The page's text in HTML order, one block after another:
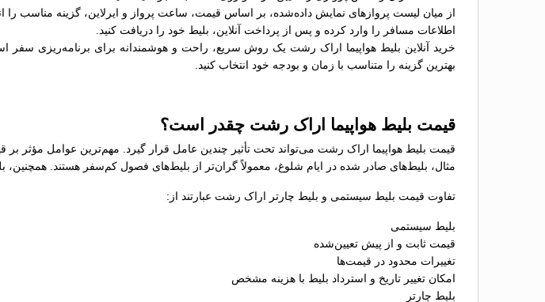
از میان لیست پروازهای نمایش داده‌شده، بر اساس قیمت، ساعت پرواز و ایرلاین، گزینه مناسب را
اطلاعات مسافر را وارد کرده و پس از پرداخت آنلاین، بلیط خود را دریافت کنید.
خرید آنلاین بلیط هواپیما اراک رشت یک روش سریع، راحت و هوشمندانه برای برنامه‌ریزی سفر
بهترین گزینه را متناسب با زمان و بودجه خود انتخاب کنید.
قیمت بلیط هواپیما اراک رشت چقدر است؟
قیمت بلیط هواپیما اراک رشت می‌تواند تحت تأثیر چندین عامل قرار گیرد. مهم‌ترین عوامل مؤثر
مثال، بلیط‌های صادر شده در ایام شلوغ، معمولاً گران‌تر از بلیط‌های فصول کم‌سفر هستند. همچنین،
تفاوت قیمت بلیط سیستمی و بلیط چارتر اراک رشت عبارتند از:
بلیط سیستمی
قیمت ثابت و از پیش تعیین‌شده
تغییرات محدود در قیمت‌ها
امکان تغییر تاریخ و استرداد بلیط با هزینه مشخص
بلیط چارتر